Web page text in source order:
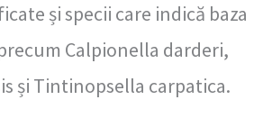
și specii care indică baza
Calpionella darderi,
și Tintinopsella carpatica.